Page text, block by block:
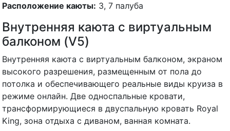
Расположение каюты: 3, 7 палуба
Внутренняя каюта с виртуальным
балконом (V5)
Внутренняя каюта с виртуальным балконом, экраном
высокого разрешения, размещенным от пола до
потолка и обеспечивающего реальные виды круиза в
режиме онлайн. Две односпальные кровати,
трансформирующиеся в двуспальную кровать Royal
King, зона отдыха с диваном, ванная комната.